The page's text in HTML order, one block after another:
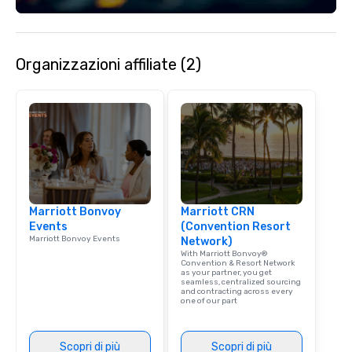
Organizzazioni affiliate (2)
Marriott Bonvoy
Events
Marriott Bonvoy Events
Scopri di più
Marriott CRN
(Convention Resort
Network)
With Marriott Bonvoy®
Convention & Resort Network
as your partner, you get
seamless, centralized sourcing
and contracting across every
one of our part
Scopri di più